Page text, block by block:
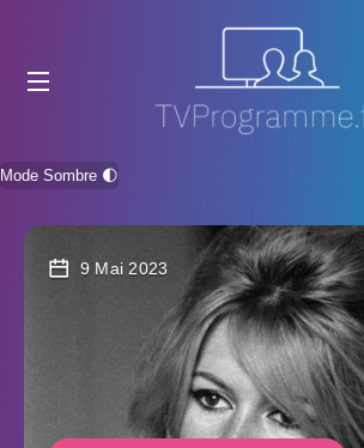
Mode Sombre 🌓
9 Mai 2023